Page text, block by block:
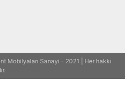
Mobilyaları Sanayi - 2021 | Her hakkı